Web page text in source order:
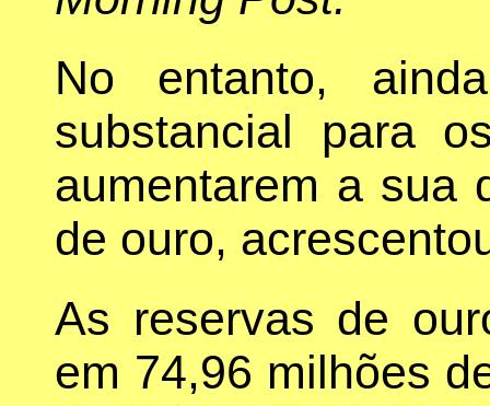
No entanto,
substancial para
aumentarem a sua
de ouro,
As reservas de
em 74,96 milhões